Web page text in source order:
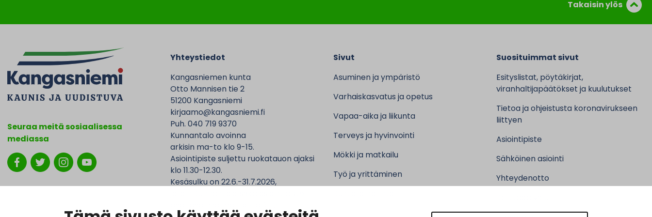
Takaisin ylös
Seuraa meitä sosiaalisessa
mediassa
Yhteystiedot
Kangasniemen kunta
Otto Mannisen tie 2
51200 Kangasniemi
kirjaamo@kangasniemi.fi
Puh. 040 719 9370
Kunnantalo avoinna
arkisin ma-to klo 9-15.
Asiointipiste suljettu ruokatauon ajaksi
klo 11.30-12.30.
Kesäsulku on 22.6.-31.7.2026,
Sivut
Asuminen ja ympäristö
Varhaiskasvatus ja opetus
Vapaa-aika ja liikunta
Terveys ja hyvinvointi
Mökki ja matkailu
Työ ja yrittäminen
Suosituimmat sivut
Esityslistat, pöytäkirjat,
viranhaltijapäätökset ja kuulutukset
Tietoa ja ohjeistusta koronavirukseen
liittyen
Asiointipiste
Sähköinen asiointi
Yhteydenotto